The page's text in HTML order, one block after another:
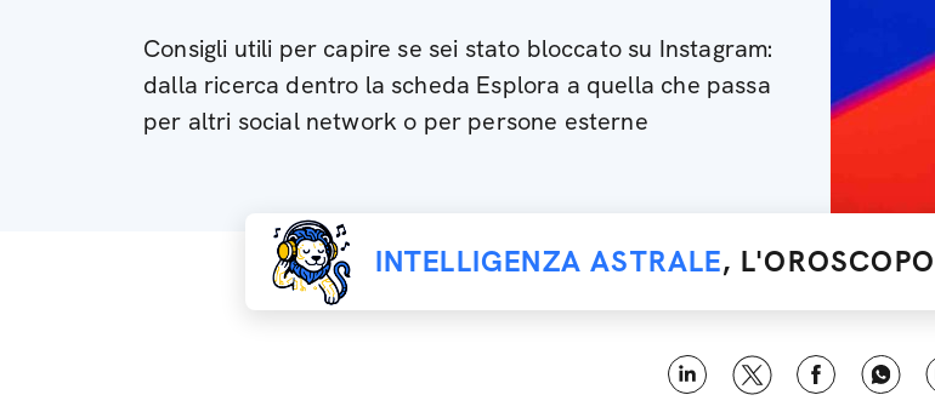
Consigli utili per capire se sei stato bloccato su Instagram:
dalla ricerca dentro la scheda Esplora a quella che passa
per altri social network o per persone esterne
INTELLIGENZA ASTRALE,